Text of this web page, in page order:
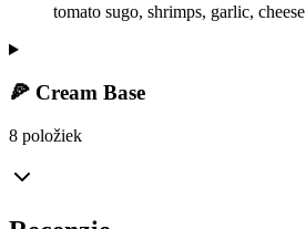
tomato sugo, shrimps, garlic, cheese
🍕 Cream Base
8 položiek